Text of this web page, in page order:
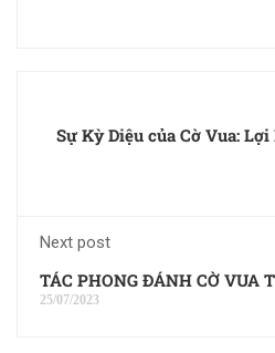
Sự Kỳ Diệu của Cờ Vua:
Next post
TÁC PHONG ĐÁNH CỜ VUA
25/07/2023